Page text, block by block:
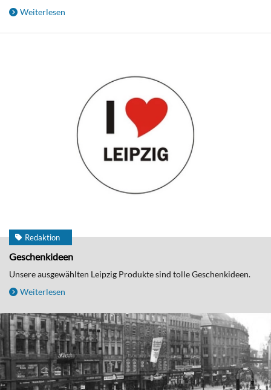
Weiterlesen
Redaktion
Geschenkideen
Unsere ausgewählten Leipzig Produkte sind tolle Geschenkideen.
Weiterlesen